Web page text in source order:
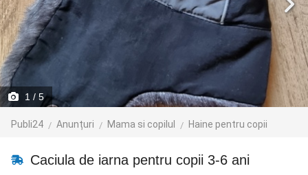
1 / 5
Publi24 Anunțuri Mama si copilul Haine pentru copii
Caciula de iarna pentru copii 3-6 ani